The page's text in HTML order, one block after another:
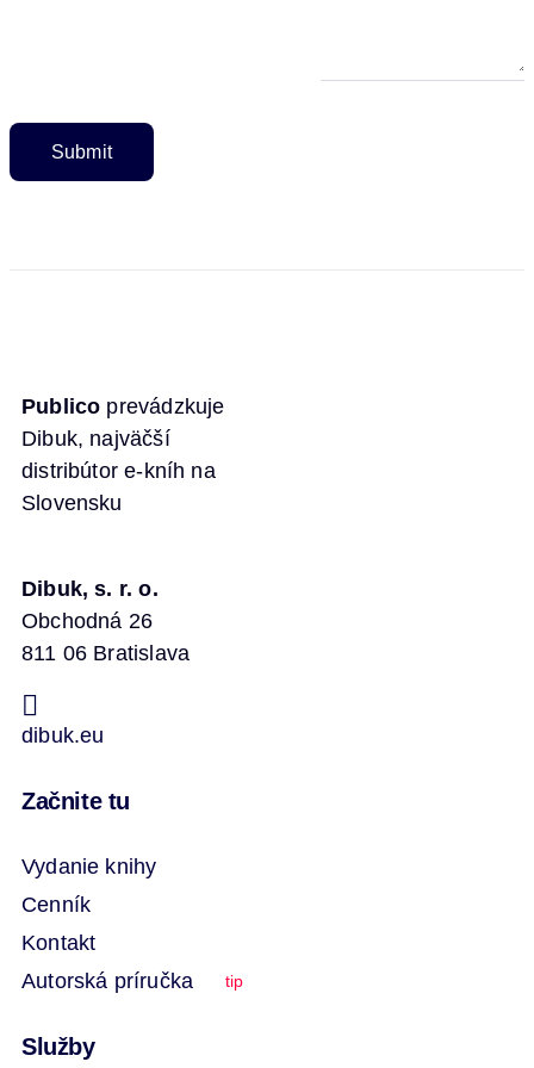
Publico prevádzkuje
Dibuk, najväčší
distribútor e-kníh na
Slovensku
Dibuk, s. r. o.
Obchodná 26
811 06 Bratislava
dibuk.eu
Začnite tu
Vydanie knihy
Cenník
Kontakt
Autorská príručka
tip
Služby